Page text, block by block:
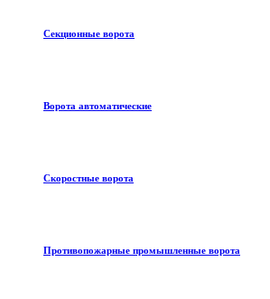
Секционные ворота
Ворота автоматические
Скоростные ворота
Противопожарные промышленные ворота